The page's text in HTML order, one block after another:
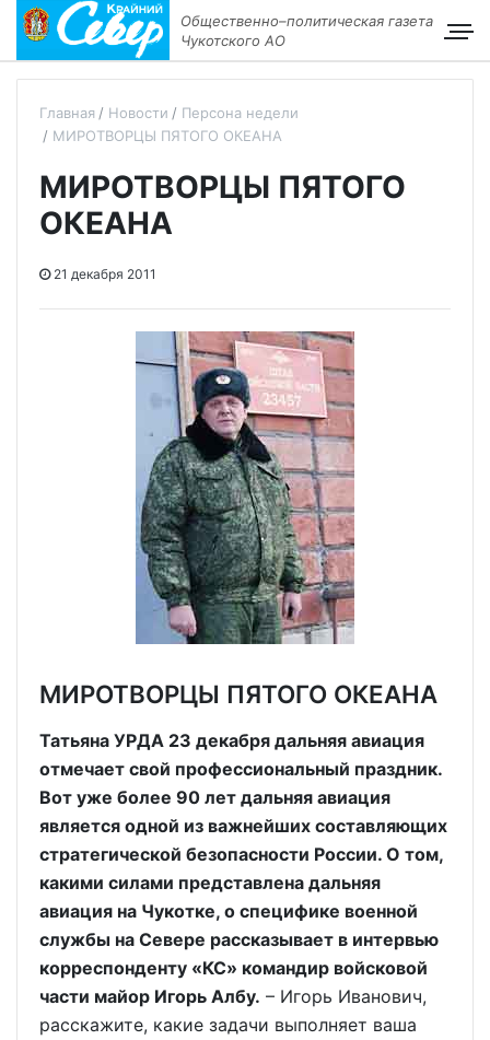
Общественно–политическая газета
Чукотского АО
Главная Новости
Персона недели
МИРОТВОРЦЫ ПЯТОГО ОКЕАНА
МИРОТВОРЦЫ ПЯТОГО
ОКЕАНА
21 декабря 2011
МИРОТВОРЦЫ ПЯТОГО ОКЕАНА
Татьяна УРДА 23 декабря дальняя авиация
отмечает свой профессиональный праздник.
Вот уже более 90 лет дальняя авиация
является одной из важнейших составляющих
стратегической безопасности России. О том,
какими силами представлена дальняя
авиация на Чукотке, о специфике военной
службы на Севере рассказывает в интервью
корреспонденту «КС» командир войсковой
части майор Игорь Албу. – Игорь Иванович,
расскажите, какие задачи выполняет ваша